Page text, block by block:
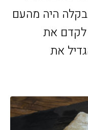
היה מהעם
לקדם את
את